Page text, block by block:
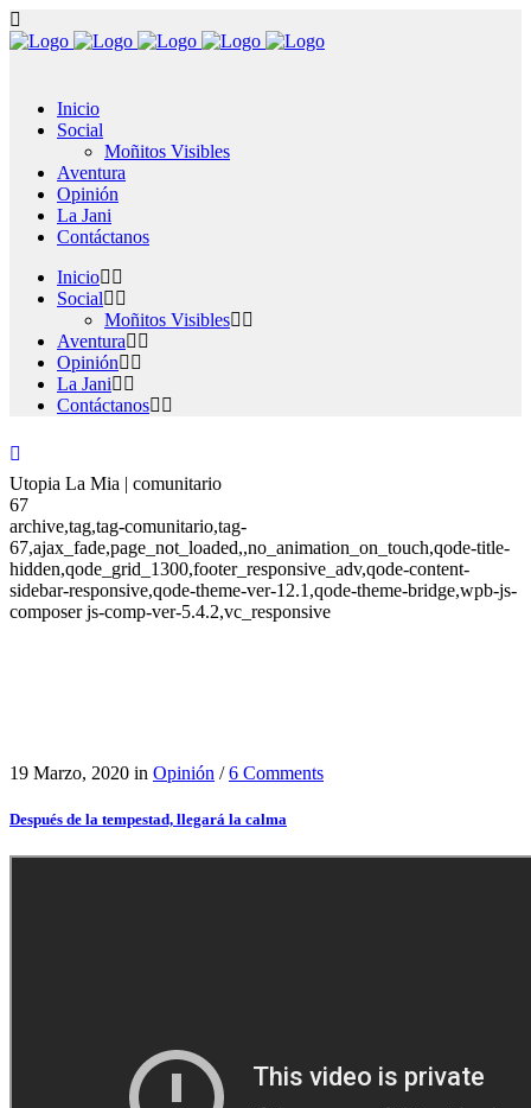
Inicio
Social
Moñitos Visibles
Aventura
Opinión
La Jani
Contáctanos
Inicio
Social
Moñitos Visibles
Aventura
Opinión
La Jani
Contáctanos
Utopia La Mia | comunitario
67
archive,tag,tag-comunitario,tag-
67,ajax_fade,page_not_loaded,,no_animation_on_touch,qode-title-
hidden,qode_grid_1300,footer_responsive_adv,qode-content-
sidebar-responsive,qode-theme-ver-12.1,qode-theme-bridge,wpb-js-
composer js-comp-ver-5.4.2,vc_responsive
19 Marzo, 2020 in Opinión /6 Comments
Después de la tempestad, llegará la calma